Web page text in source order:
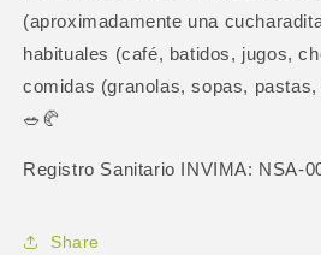
(aproximadamente una
habituales (café, batidos, jugos,
comidas (granolas, sopas, pastas,
🥗🥐
Registro Sanitario INVIMA: NSA-
Share